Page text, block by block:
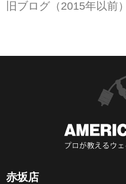
旧ブログ（2015年以前）
赤坂店